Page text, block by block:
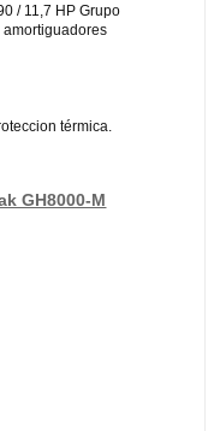
/ 11,7 HP Grupo
térmica.
GH8000-M